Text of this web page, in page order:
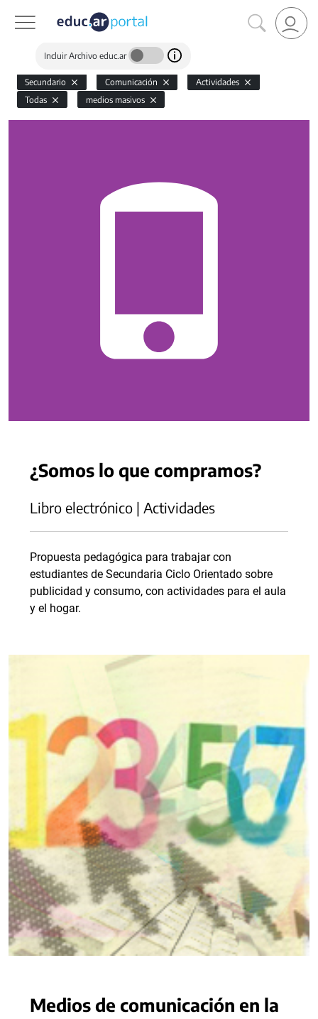
Incluir Archivo educ.ar
Secundario Comunicación
Actividades
Todas
medios masivos
¿Somos lo que compramos?
Libro electrónico | Actividades
Propuesta pedagógica para trabajar con
estudiantes de Secundaria Ciclo Orientado sobre
publicidad y consumo, con actividades para el aula
y el hogar.
Medios de comunicación en la